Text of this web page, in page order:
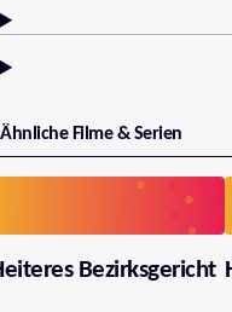
Ähnliche Filme & Serien
Bezirksgericht